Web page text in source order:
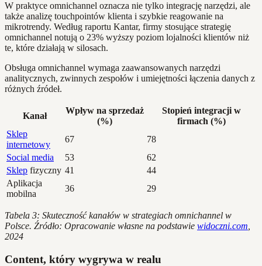
W praktyce omnichannel oznacza nie tylko integrację narzędzi, ale
także analizę touchpointów klienta i szybkie reagowanie na
mikrotrendy. Według raportu Kantar, firmy stosujące strategię
omnichannel notują o 23% wyższy poziom lojalności klientów niż
te, które działają w silosach.
Obsługa omnichannel wymaga zaawansowanych narzędzi
analitycznych, zwinnych zespołów i umiejętności łączenia danych z
różnych źródeł.
Kanał
Wpływ na sprzedaż
(%)
Stopień integracji w
firmach (%)
Sklep
internetowy
67
78
Social media
53
62
Sklep fizyczny 41
44
Aplikacja
mobilna
36 29
Tabela 3: Skuteczność kanałów w strategiach omnichannel w
Polsce. Źródło: Opracowanie własne na podstawie widoczni.com
2024
Content, który wygrywa w realu